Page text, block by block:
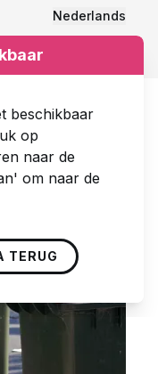
Nederlands
beschikbaar
op
naar de
om naar de
TERUG
Menu